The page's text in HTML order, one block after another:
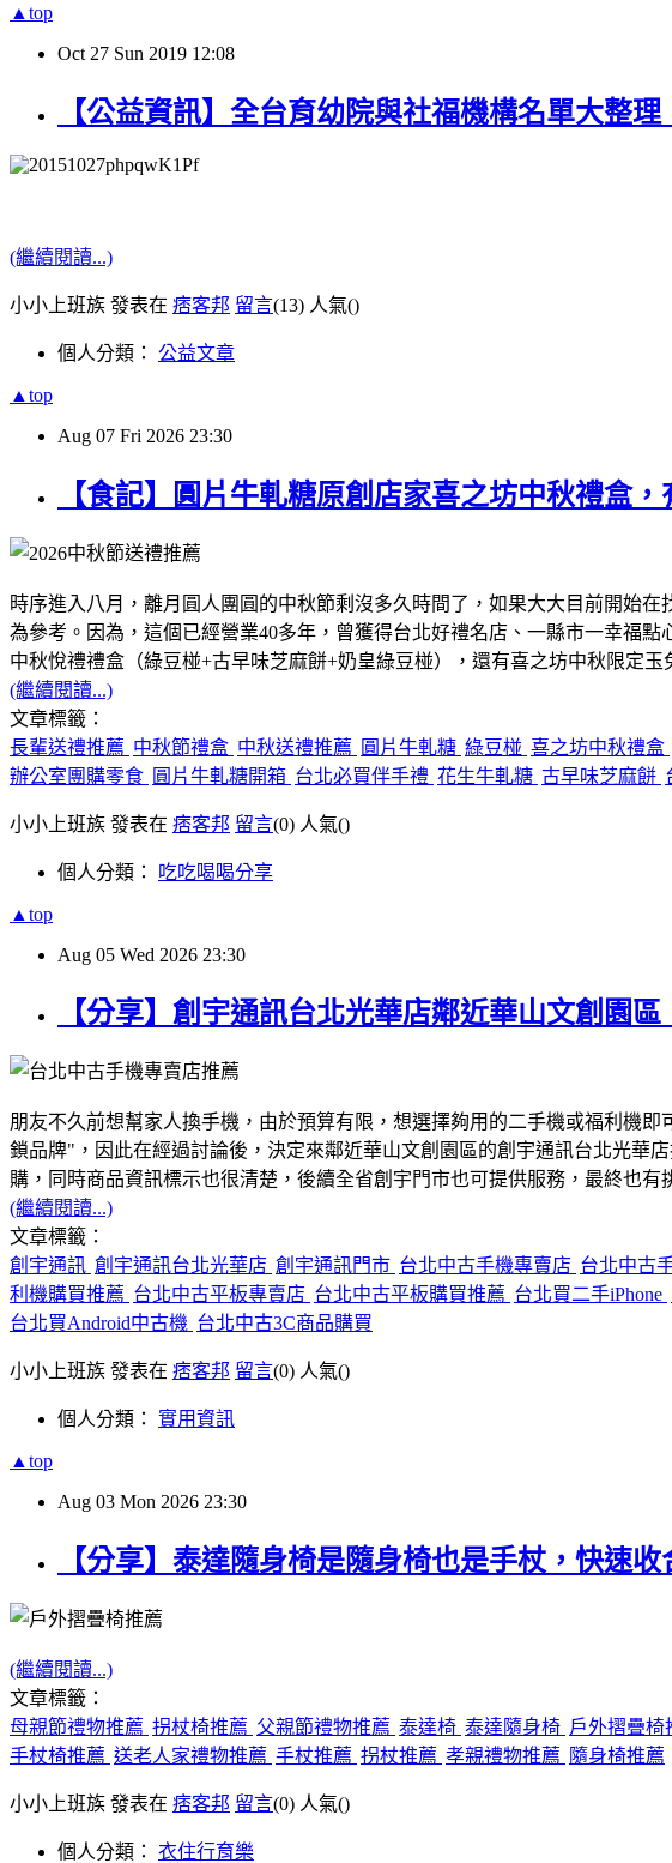
▲top
Oct 27 Sun 2019 12:08
【公益資訊】全台育幼院與社福機構名單大整
(繼續閱讀...)
小小上班族 發表在 痞客邦 留言(13) 人氣()
個人分類： 公益文章
▲top
Aug 07 Fri 2026 23:30
【食記】圓片牛軋糖原創店家喜之坊中秋禮盒
時序進入八月，離月圓人團圓的中秋節剩沒多久時間了，如果大大目前開始
為參考。因為，這個已經營業40多年，曾獲得台北好禮名店、一縣市一幸福
中秋悅禮禮盒（綠豆椪+古早味芝麻餅+奶皇綠豆椪），還有喜之坊中秋限定
(繼續閱讀...)
文章標籤：
長輩送禮推薦 中秋節禮盒 中秋送禮推薦 圓片牛軋糖 綠豆椪 喜之坊中秋禮盒
辦公室團購零食 圓片牛軋糖開箱 台北必買伴手禮 花生牛軋糖 古早味芝麻餅
小小上班族 發表在 痞客邦 留言(0) 人氣()
個人分類： 吃吃喝喝分享
▲top
Aug 05 Wed 2026 23:30
【分享】創宇通訊台北光華店鄰近華山文創園
朋友不久前想幫家人換手機，由於預算有限，想選擇夠用的二手機或福利機
鎖品牌"，因此在經過討論後，決定來鄰近華山文創園區的創宇通訊台北光華
購，同時商品資訊標示也很清楚，後續全省創宇門市也可提供服務，最終也有
(繼續閱讀...)
文章標籤：
創宇通訊 創宇通訊台北光華店 創宇通訊門市 台北中古手機專賣店 台北中古
利機購買推薦 台北中古平板專賣店 台北中古平板購買推薦 台北買二手iPhone
台北買Android中古機 台北中古3C商品購買
小小上班族 發表在 痞客邦 留言(0) 人氣()
個人分類： 實用資訊
▲top
Aug 03 Mon 2026 23:30
【分享】泰達隨身椅是隨身椅也是手杖，快速
(繼續閱讀...)
文章標籤：
母親節禮物推薦 拐杖椅推薦 父親節禮物推薦 泰達椅 泰達隨身椅 戶外摺疊椅
手杖椅推薦 送老人家禮物推薦 手杖推薦 拐杖推薦 孝親禮物推薦 隨身椅推薦
小小上班族 發表在 痞客邦 留言(0) 人氣()
個人分類： 衣住行育樂